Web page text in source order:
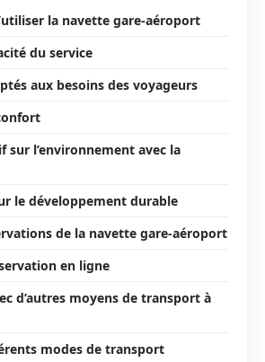
la navette gare-aéroport
du service
aux besoins des voyageurs
sur l’environnement avec la
le développement durable
de la navette gare-aéroport
en ligne
d’autres moyens de transport à
modes de transport